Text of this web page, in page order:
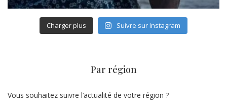
Charger plus Suivre sur Instagram
Par région
Vous souhaitez suivre l’actualité de votre région ?